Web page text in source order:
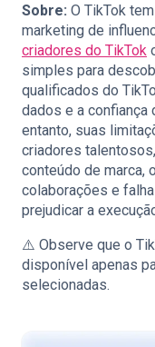
Sobre: O TikTok
marketing de
criadores do TikTok
simples para
qualificados do
dados e a confiança
entanto, suas
criadores
conteúdo de marca,
colaborações e
prejudicar a
⚠️ Observe que o
disponível apenas
selecionadas.